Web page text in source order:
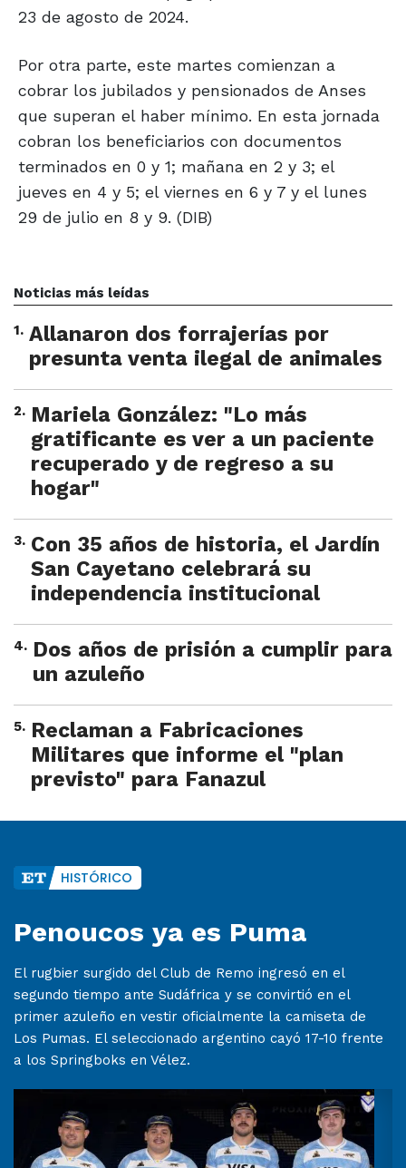
23 de agosto de 2024.
Por otra parte, este martes comienzan a
cobrar los jubilados y pensionados de Anses
que superan el haber mínimo. En esta jornada
cobran los beneficiarios con documentos
terminados en 0 y 1; mañana en 2 y 3; el
jueves en 4 y 5; el viernes en 6 y 7 y el lunes
29 de julio en 8 y 9. (DIB)
Noticias más leídas
1. Allanaron dos forrajerías por
presunta venta ilegal de animales
2. Mariela González: "Lo más
gratificante es ver a un paciente
recuperado y de regreso a su
hogar"
3. Con 35 años de historia, el Jardín
San Cayetano celebrará su
independencia institucional
4. Dos años de prisión a cumplir para
un azuleño
5. Reclaman a Fabricaciones
Militares que informe el "plan
previsto" para Fanazul
HISTÓRICO
Penoucos ya es Puma
El rugbier surgido del Club de Remo ingresó en el
segundo tiempo ante Sudáfrica y se convirtió en el
primer azuleño en vestir oficialmente la camiseta de
Los Pumas. El seleccionado argentino cayó 17-10 frente
a los Springboks en Vélez.